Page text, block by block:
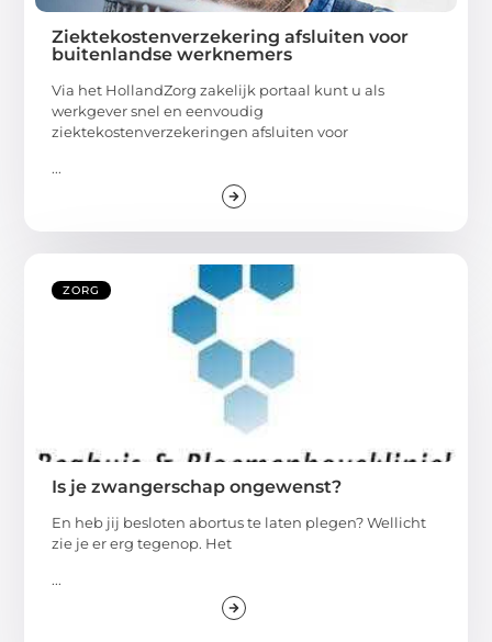
Ziektekostenverzekering afsluiten voor
buitenlandse werknemers
Via het HollandZorg zakelijk portaal kunt u als
werkgever snel en eenvoudig
ziektekostenverzekeringen afsluiten voor
...
ZORG
Is je zwangerschap ongewenst?
En heb jij besloten abortus te laten plegen? Wellicht
zie je er erg tegenop. Het
...